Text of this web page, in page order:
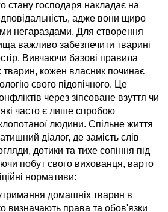
стану господаря накладає на
адже вони щиро
негараздами. Для створення
важливо забезпечити тварині
Вивчаючи базові правила
кожен власник починає
свого підопічного. Це
через зіпсоване взуття чи
часто є лише спробою
людини. Спільне життя
діалог, де замість слів
дотики та тихе сопіння під
побут свого вихованця, варто
нормативи:
домашніх тварин в
визначають права та обов'язки